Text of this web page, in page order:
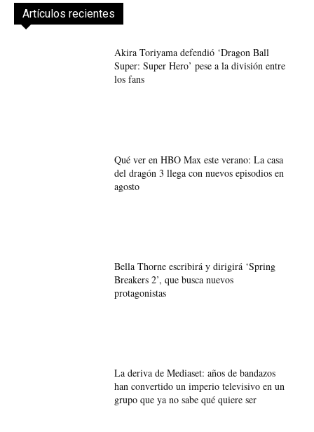
Artículos recientes
Akira Toriyama defendió ‘Dragon Ball
Super: Super Hero’ pese a la división entre
los fans
Qué ver en HBO Max este verano: La casa
del dragón 3 llega con nuevos episodios en
agosto
Bella Thorne escribirá y dirigirá ‘Spring
Breakers 2’, que busca nuevos
protagonistas
La deriva de Mediaset: años de bandazos
han convertido un imperio televisivo en un
grupo que ya no sabe qué quiere ser